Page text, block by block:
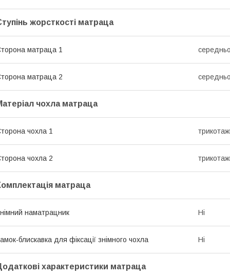
жорсткості матраца
матраца 1
матраца 2
чохла матраца
чохла 1
чохла 2
матраца
наматрацник Ні
блискавка для фіксації знімного чохла Ні
характеристики матраца